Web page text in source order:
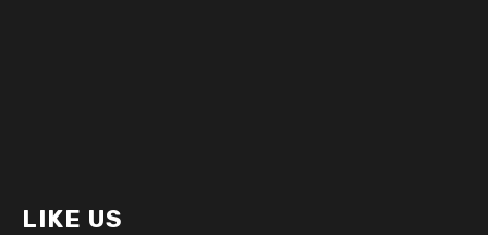
LIKE US